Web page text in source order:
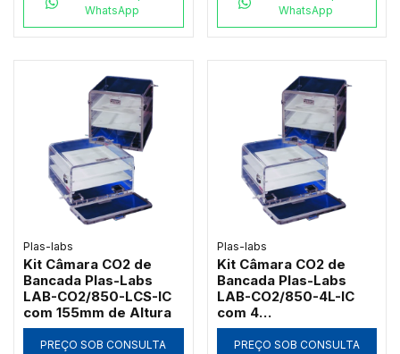
WhatsApp
WhatsApp
Plas-labs
Kit Câmara CO2 de
Bancada Plas-Labs
LAB-CO2/850-LCS-IC
com 155mm de Altura
PREÇO SOB CONSULTA
Plas-labs
Kit Câmara CO2 de
Bancada Plas-Labs
LAB-CO2/850-4L-IC
com 4
Compartimentos e 8
Prateleiras
PREÇO SOB CONSULTA